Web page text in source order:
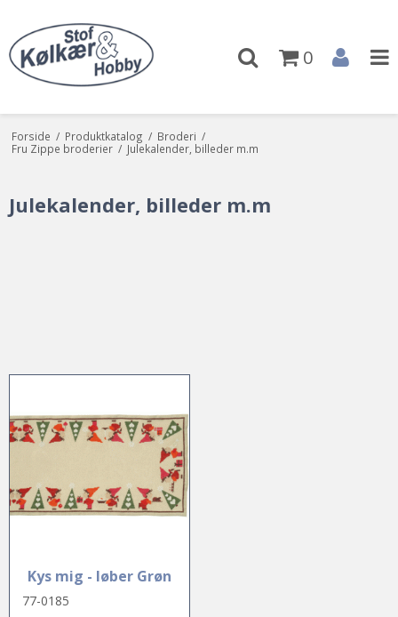
0
Forside / Produktkatalog / Broderi /
Fru Zippe broderier / Julekalender, billeder m.m
Julekalender, billeder m.m
Kys mig - løber Grøn
77-0185